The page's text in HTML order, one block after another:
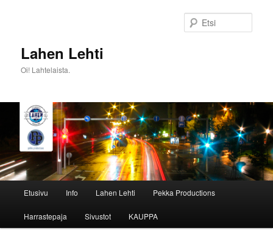
Lahen Lehti
Oi! Lahtelaista.
Etusivu Info Lahen Lehti Pekka Productions
Harrastepaja Sivustot KAUPPA